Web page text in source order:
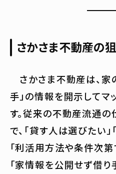
さかさま不動産の
さかさま不動産は、家
手」の情報を開示してマ
す。従来の不動産流通
で、「貸す人は選びたい
「利活用方法や条件次第
「家情報を公開せず借り